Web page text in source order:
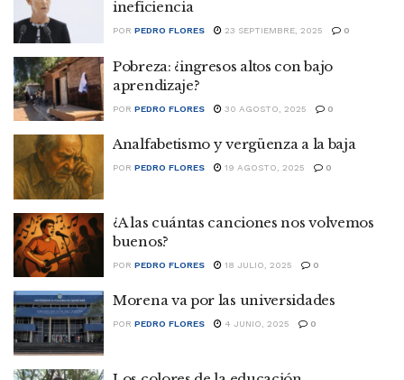
ineficiencia
POR PEDRO FLORES 23 SEPTIEMBRE, 2025 0
Pobreza: ¿ingresos altos con bajo
aprendizaje?
POR PEDRO FLORES 30 AGOSTO, 2025 0
Analfabetismo y vergüenza a la baja
POR PEDRO FLORES 19 AGOSTO, 2025 0
¿A las cuántas canciones nos volvemos
buenos?
POR PEDRO FLORES 18 JULIO, 2025 0
Morena va por las universidades
POR PEDRO FLORES 4 JUNIO, 2025 0